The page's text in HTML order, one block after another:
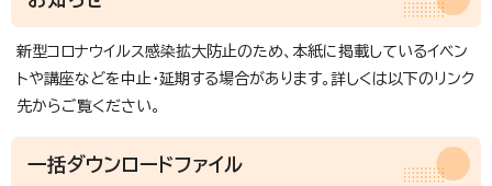
新型コロナウイルス感染拡大防止のため、本紙に掲載しているイベン
トや講座などを中止・延期する場合があります。詳しくは以下のリンク
先からご覧ください。
一括ダウンロードファイル